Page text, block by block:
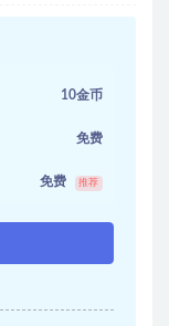
10金币
免费
免费 推荐